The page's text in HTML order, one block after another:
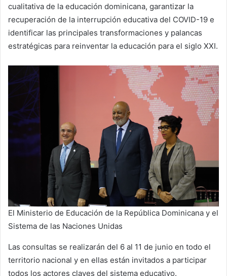
cualitativa de la educación dominicana, garantizar la
recuperación de la interrupción educativa del COVID-19 e
identificar las principales transformaciones y palancas
estratégicas para reinventar la educación para el siglo XXI.
El Ministerio de Educación de la República Dominicana y el
Sistema de las Naciones Unidas
Las consultas se realizarán del 6 al 11 de junio en todo el
territorio nacional y en ellas están invitados a participar
todos los actores claves del sistema educativo.